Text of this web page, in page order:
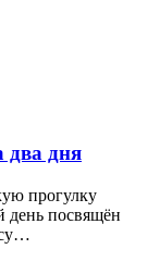
дня
прогулку
день посвящён